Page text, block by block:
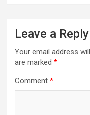
Leave a Reply
Your email address
are marked *
Comment *